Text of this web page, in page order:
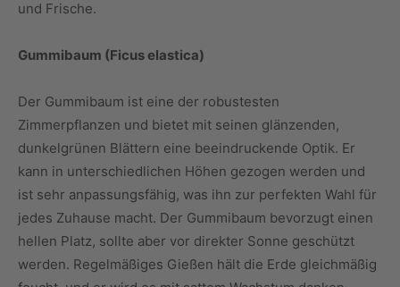
und Frische.
Gummibaum (Ficus elastica)
Der Gummibaum ist eine der robustesten
Zimmerpflanzen und bietet mit seinen glänzenden,
dunkelgrünen Blättern eine beeindruckende Optik. Er
kann in unterschiedlichen Höhen gezogen werden und
ist sehr anpassungsfähig, was ihn zur perfekten Wahl für
jedes Zuhause macht. Der Gummibaum bevorzugt einen
hellen Platz, sollte aber vor direkter Sonne geschützt
werden. Regelmäßiges Gießen hält die Erde gleichmäßig